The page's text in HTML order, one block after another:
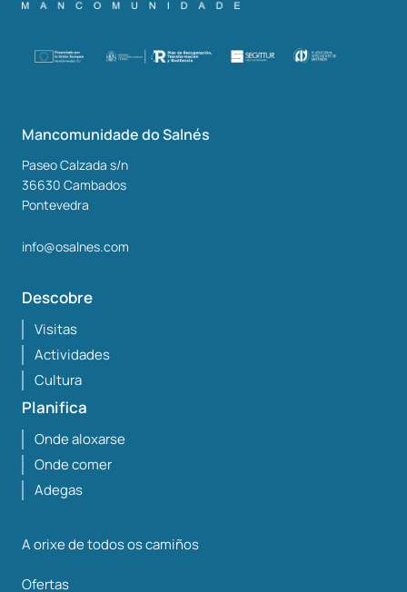
Mancomunidade do Salnés
Paseo Calzada s/n
36630 Cambados
Pontevedra
info@osalnes.com
Descobre
Visitas
Actividades
Cultura
Planifica
Onde aloxarse
Onde comer
Adegas
A orixe de todos os camiños
Ofertas